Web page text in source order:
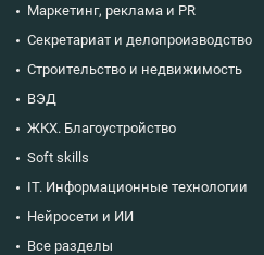
Маркетинг, реклама и PR
Секретариат и делопроизводство
Строительство и недвижимость
ВЭД
ЖКХ. Благоустройство
Soft skills
IT. Информационные технологии
Нейросети и ИИ
Все разделы